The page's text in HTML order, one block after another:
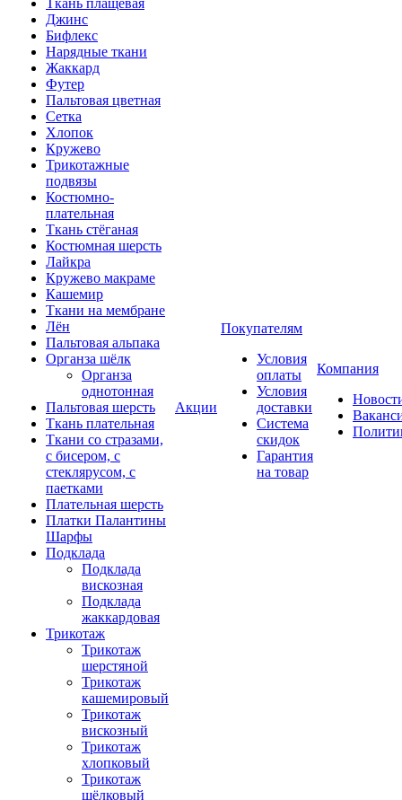
Ткань плащёвая
Джинс
Бифлекс
Нарядные ткани
Жаккард
Футер
Пальтовая цветная
Сетка
Хлопок
Кружево
Трикотажные
подвязы
Костюмно-
плательная
Ткань стёганая
Костюмная шерсть
Лайкра
Кружево макраме
Кашемир
Ткани на мембране
Лён
Пальтовая альпака
Органза шёлк
Органза
однотонная
Пальтовая шерсть
Ткань плательная
Ткани со стразами,
с бисером, с
стеклярусом, с
паетками
Плательная шерсть
Платки Палантины
Шарфы
Подклада
Подклада
вискозная
Подклада
жаккардовая
Трикотаж
Трикотаж
шерстяной
Трикотаж
кашемировый
Трикотаж
вискозный
Трикотаж
хлопковый
Трикотаж
шёлковый
Акции
Покупателям
Условия
оплаты
Условия
доставки
Система
скидок
Гарантия
на товар
Компания